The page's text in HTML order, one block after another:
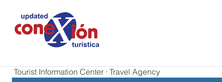
Tourist Information Center · Travel Agency